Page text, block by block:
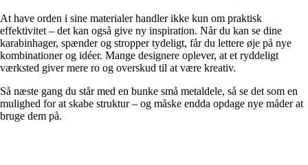
At have orden i sine materialer handler ikke kun om praktisk
effektivitet – det kan også give ny inspiration. Når du kan se dine
karabinhager, spænder og stropper tydeligt, får du lettere øje på nye
kombinationer og idéer. Mange designere oplever, at et ryddeligt
værksted giver mere ro og overskud til at være kreativ.
Så næste gang du står med en bunke små metaldele, så se det som en
mulighed for at skabe struktur – og måske endda opdage nye måder at
bruge dem på.